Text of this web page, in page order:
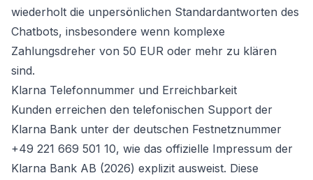
wiederholt die unpersönlichen Standardantworten des
Chatbots, insbesondere wenn komplexe
Zahlungsdreher von 50 EUR oder mehr zu klären
sind.
Klarna Telefonnummer und Erreichbarkeit
Kunden erreichen den telefonischen Support der
Klarna Bank unter der deutschen Festnetznummer
+49 221 669 501 10, wie das offizielle Impressum der
Klarna Bank AB (2026) explizit ausweist. Diese